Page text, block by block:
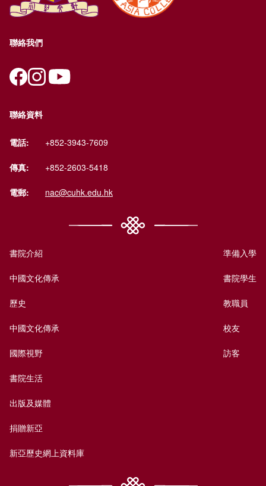
聯絡我們
聯絡資料
電話: +852-3943-7609
傳真: +852-2603-5418
電郵: nac@cuhk.edu.hk
書院介紹
中國文化傳承
歷史
中國文化傳承
國際視野
書院生活
出版及媒體
捐贈新亞
新亞歷史網上資料庫
準備入學
書院學生
教職員
校友
訪客